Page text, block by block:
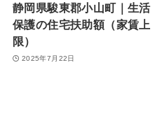
静岡県駿東郡小山町｜生活
保護の住宅扶助額（家賃上
限）
2025年7月22日